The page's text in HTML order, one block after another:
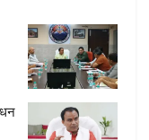
धन